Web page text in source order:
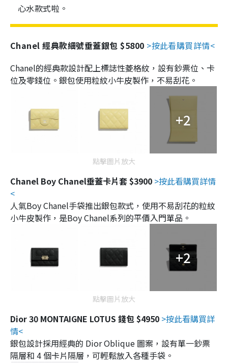
心水款式啦。
Chanel 經典款細號垂蓋銀包 $5800 >按此看購買詳情<
Chanel的經典款設計配上標誌性菱格紋，設有鈔票位、卡
位及零錢位。銀包使用粒紋小牛皮製作，不易刮花。
+2
點擊圖片放大
Chanel Boy Chanel垂蓋卡片套 $3900 >按此看購買詳情
<
人氣Boy Chanel手袋推出銀包款式，使用不易刮花的粒紋
小牛皮製作，是Boy Chanel系列的平價入門單品。
+2
點擊圖片放大
Dior 30 MONTAIGNE LOTUS 錢包 $4950 >按此看購買詳
情<
銀包設計採用經典的 Dior Oblique 圖案，設有單一鈔票
隔層和 4 個卡片隔層，可輕鬆放入各種手袋。